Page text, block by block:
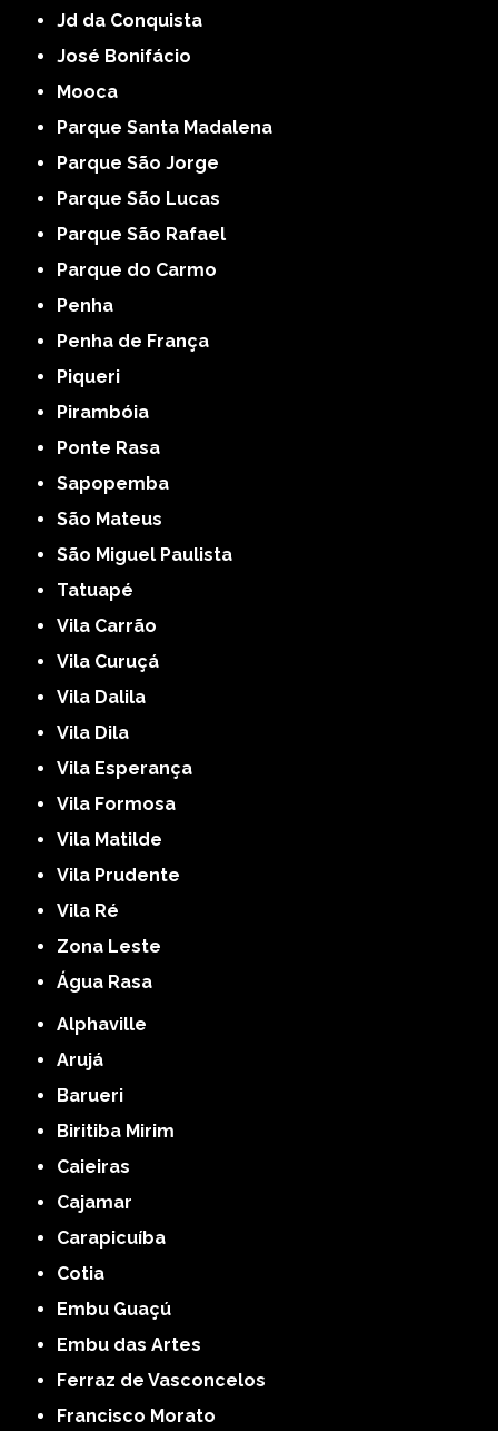
Jd da Conquista
José Bonifácio
Mooca
Parque Santa Madalena
Parque São Jorge
Parque São Lucas
Parque São Rafael
Parque do Carmo
Penha
Penha de França
Piqueri
Pirambóia
Ponte Rasa
Sapopemba
São Mateus
São Miguel Paulista
Tatuapé
Vila Carrão
Vila Curuçá
Vila Dalila
Vila Dila
Vila Esperança
Vila Formosa
Vila Matilde
Vila Prudente
Vila Ré
Zona Leste
Água Rasa
Alphaville
Arujá
Barueri
Biritiba Mirim
Caieiras
Cajamar
Carapicuíba
Cotia
Embu Guaçú
Embu das Artes
Ferraz de Vasconcelos
Francisco Morato